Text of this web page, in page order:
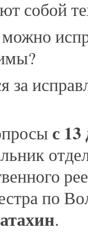
собой
за
с 13
по
.